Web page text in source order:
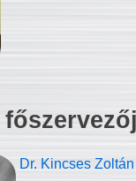
Dr. Kincses Zoltán